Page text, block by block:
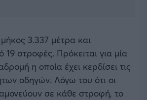
μήκος 3.337 μέτρα και
19 στροφές. Πρόκειται για μία
η οποία έχει κερδίσει τις
οδηγών. Λόγω του ότι οι
σε κάθε στροφή, το